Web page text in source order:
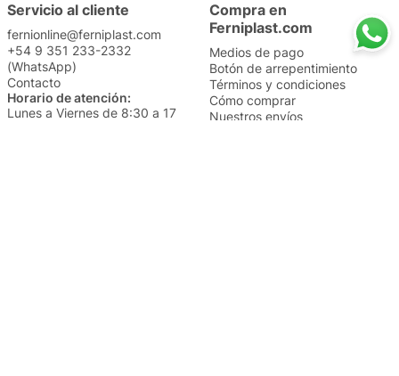
Servicio al cliente
fernionline@ferniplast.com
+54 9 351 233-2332
(WhatsApp)
Contacto
Horario de atención:
Lunes a Viernes de 8:30 a 17
Compra en
Ferniplast.com
Medios de pago
Botón de arrepentimiento
Términos y condiciones
Cómo comprar
Nuestros envíos